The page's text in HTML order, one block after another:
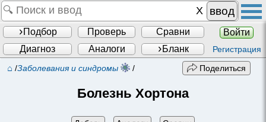
ввод
Подбор Проверь Сравни
Войти
Диагноз
Аналоги Бланк Регистрация
⌂ /Заболевания и синдромы / Поделиться
Болезнь Хортона